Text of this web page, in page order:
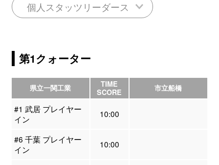
個人スタッツリーダース
第1クォーター
県立一関工業
TIME
SCORE
市立船橋
#1 武居 プレイヤー
イン
10:00
#6 千葉 プレイヤー
イン
10:00